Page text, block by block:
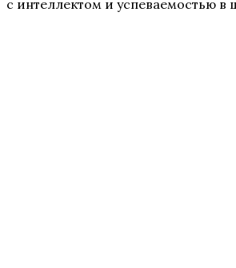
с интеллектом и успеваемостью в